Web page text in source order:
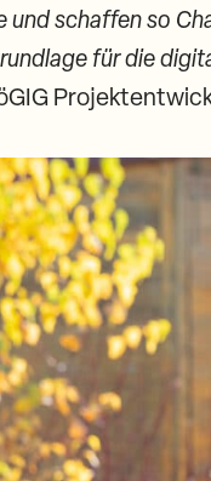
und schaffen so
für die